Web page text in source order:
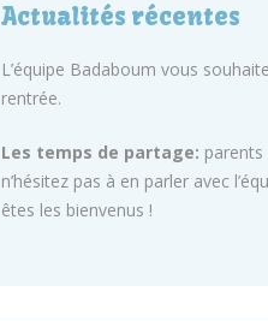
Actualités récentes
L’équipe Badaboum vous
rentrée.
Les temps de partage: parents
n’hésitez pas à en parler avec
êtes les bienvenus !